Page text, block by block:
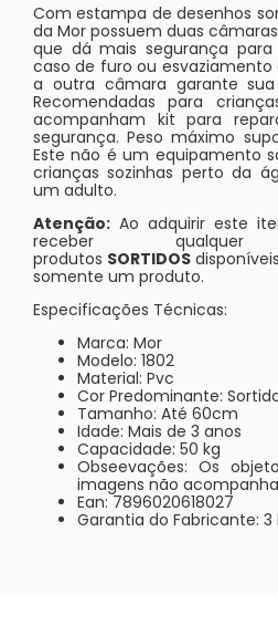
Com estampa de desenhos
da Mor possuem duas
que dá mais segurança
caso de furo ou
a outra câmara garante
Recomendadas para
acompanham kit para
segurança. Peso máximo
Este não é um equipamento
crianças sozinhas perto da
um adulto.
Atenção: Ao adquirir este
receber
produtos SORTIDOS
somente um produto.
Especificações Técnicas:
Marca: Mor
Modelo: 1802
Material: Pvc
Cor Predominante:
Tamanho: Até 60cm
Idade: Mais de 3 anos
Capacidade: 50 kg
Obseevações: Os
imagens não
Ean: 7896020618027
Garantia do Fabricante: 3